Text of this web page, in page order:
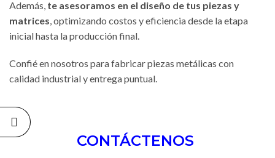
Además, te asesoramos en el diseño de tus piezas y
matrices, optimizando costos y eficiencia desde la etapa
inicial hasta la producción final.
Confié en nosotros para fabricar piezas metálicas con
calidad industrial y entrega puntual.
CONTÁCTENOS